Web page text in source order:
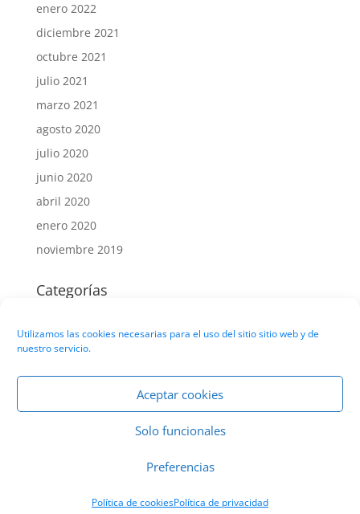
Utilizamos las cookies necesarias para el uso del sitio sitio web y de
nuestro servicio.
Aceptar cookies
Solo funcionales
Preferencias
Política de cookiesPolítica de privacidad
enero 2022
diciembre 2021
octubre 2021
julio 2021
marzo 2021
agosto 2020
julio 2020
junio 2020
abril 2020
enero 2020
noviembre 2019
Categorías
Meta
Acceder
Feed de comentarios